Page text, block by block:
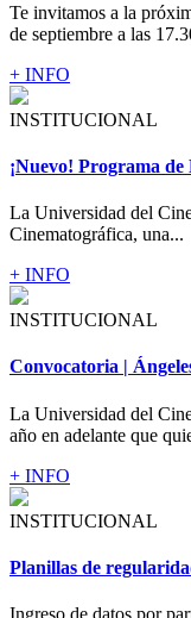
Te invitamos a la
de septiembre a las
+ INFO
INSTITUCIONAL
¡Nuevo! Programa
La Universidad del
Cinematográfica, una...
+ INFO
INSTITUCIONAL
Convocatoria |
La Universidad del
año en adelante que
+ INFO
INSTITUCIONAL
Planillas de